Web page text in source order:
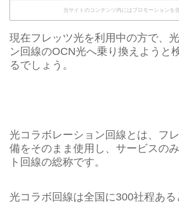
当サイトのコンテンツ内にはプロモーションを含
現在フレッツ光を利用中の方で、
ン回線のOCN光へ乗り換えようと
るでしょう。
光コラボレーション回線とは、フ
備をそのまま使用し、サービスの
ト回線の総称です。
光コラボ回線は全国に300社程ある